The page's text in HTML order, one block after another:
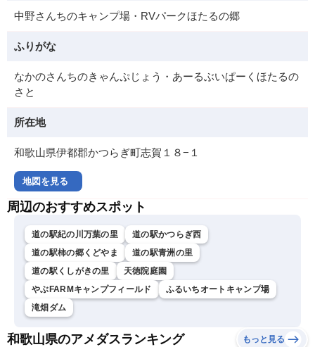
中野さんちのキャンプ場・RVパークほたるの郷
ふりがな
なかのさんちのきゃんぷじょう・あーるぶいぱーくほたるの
さと
所在地
和歌山県伊都郡かつらぎ町志賀１８−１
地図を見る
周辺のおすすめスポット
道の駅紀の川万葉の里
道の駅かつらぎ西
道の駅柿の郷くどやま
道の駅青洲の里
道の駅くしがきの里
天徳院庭園
やぶFARMキャンプフィールド
ふるいちオートキャンプ場
滝畑ダム
和歌山県のアメダスランキング もっと見る